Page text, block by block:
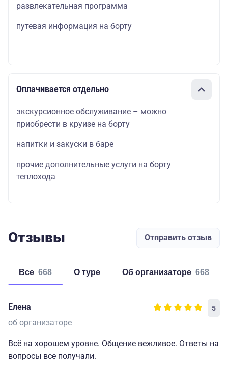
развлекательная программа
путевая информация на борту
Оплачивается отдельно
экскурсионное обслуживание – можно
приобрести в круизе на борту
напитки и закуски в баре
прочие дополнительные услуги на борту
теплохода
Отзывы Отправить отзыв
Все 668 о туре об организаторе 668
Елена 5
об организаторе
Всё на хорошем уровне. Общение вежливое. Ответы на
вопросы все получали.